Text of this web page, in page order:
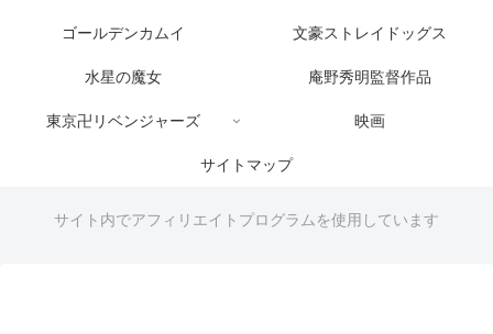
ゴールデンカムイ 文豪ストレイドッグス
水星の魔女 庵野秀明監督作品
東京卍リベンジャーズ 映画
サイトマップ
サイト内でアフィリエイトプログラムを使用しています